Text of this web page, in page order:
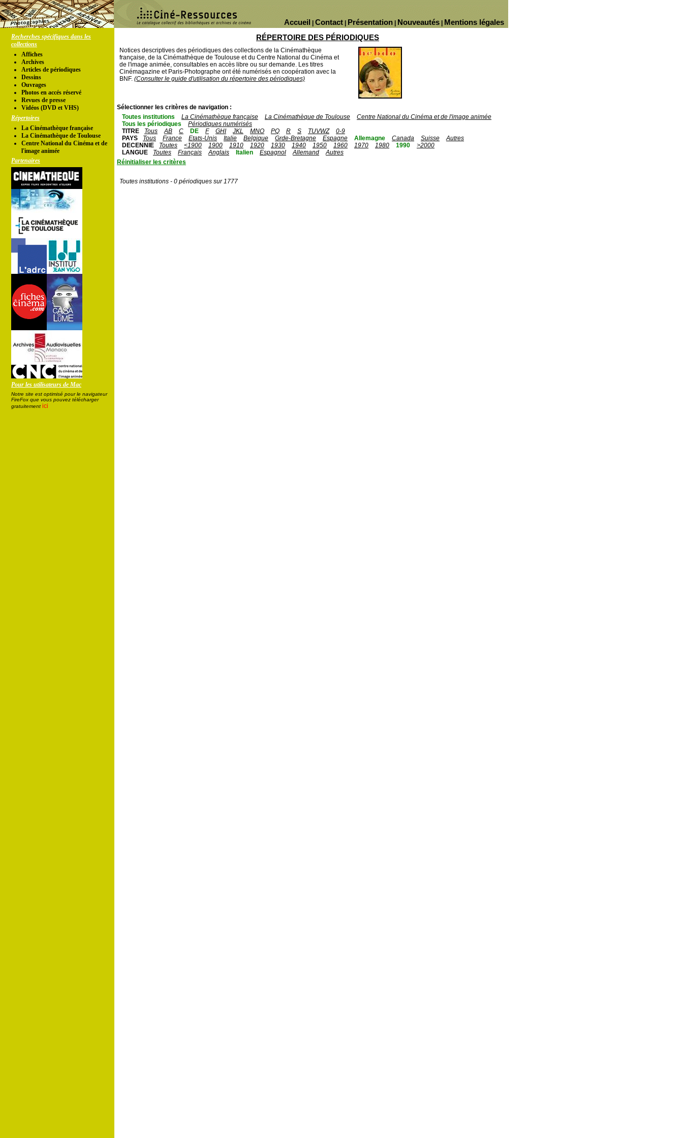
Mentions légales
Nouveautés
Présentation
Contact
Accueil
Recherches spécifiques dans les
collections
Affiches
Archives
Articles de périodiques
Dessins
Ouvrages
Photos en accés réservé
Revues de presse
Vidéos (DVD et VHS)
Répertoires
La Cinémathèque française
La Cinémathèque de Toulouse
Centre National du Cinéma et de
l'image animée
Partenaires
Pour les utilisateurs de Mac
Notre site est optimisé pour le navigateur
FireFox que vous pouvez télécharger
gratuitement ici
RÉPERTOIRE DES PÉRIODIQUES
Notices descriptives des périodiques des collections de la Cinémathèque
française, de la Cinémathèque de Toulouse et du Centre National du Cinéma et
de l'image animée, consultables en accès libre ou sur demande. Les titres
Cinémagazine et Paris-Photographe ont été numérisés en coopération avec la
BNF. (Consulter le guide d'utilisation du répertoire des périodiques)
Sélectionner les critères de navigation :
Toutes institutions
La Cinémathèque française La Cinémathèque de Toulouse
Centre National du Cinéma et de l'image animée
Tous les périodiques
Périodiques numérisés
TITRE
Tous AB C DE F GHI JKL MNO PQ R S TUVWZ
0-9
PAYS
Tous France Etats-Unis Italie Belgique Grde-Bretagne Espagne Allemagne Canada Suisse
Autres
DECENNIE
Toutes <1900 1900 1910 1920 1930 1940 1950 1960 1970 1980 1990
>2000
LANGUE
Toutes Français Anglais Italien Espagnol Allemand
Autres
Réinitialiser les critères
Toutes institutions - 0 périodiques sur 1777